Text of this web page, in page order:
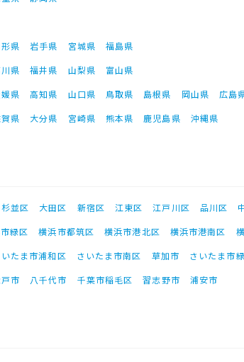
県 岩手県 宮城県
福島県
県 福井県 山梨県
富山県
県 高知県 山口県 鳥取県 島根県 岡山県
広島
県 大分県 宮崎県 熊本県 鹿児島県 沖縄県
杉並区 大田区 新宿区 江東区 江戸川区 品川区
緑区 横浜市都筑区 横浜市港北区 横浜市港南区
いたま市浦和区 さいたま市南区 草加市 さいたま市
市 八千代市 千葉市稲毛区 習志野市 浦安市